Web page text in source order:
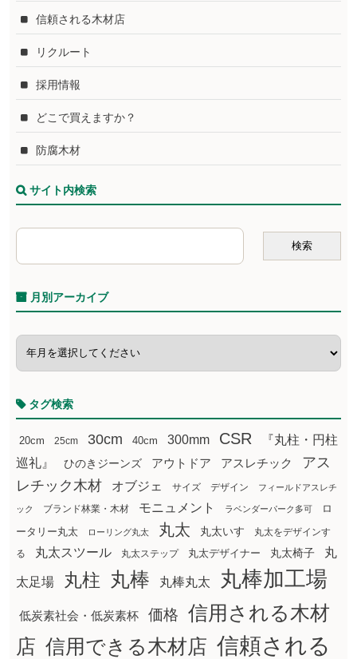
信頼される木材店
リクルート
採用情報
どこで買えますか？
防腐木材
サイト内検索
月別アーカイブ
タグ検索
20cm 25cm 30cm 40cm 300mm CSR
『丸柱・円柱
巡礼』
ひのきジーンズ アウトドア アスレチック
アス
レチック木材
オブジェ サイズ デザイン フィールドアスレチ
ック ブランド林業・木材 モニュメント ラベンダーパーク多可
ロ
ータリー丸太
ローリング丸太 丸太 丸太いす
丸太をデザインす
る
丸太スツール 丸太ステップ 丸太デザイナー 丸太椅子 丸
太足場 丸柱 丸棒 丸棒丸太 丸棒加工場
低炭素社会・低炭素杯 価格
信用される木材
店 信用できる木材店 信頼される